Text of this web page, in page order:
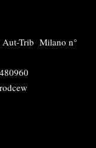
Aut-Trib Milano n°